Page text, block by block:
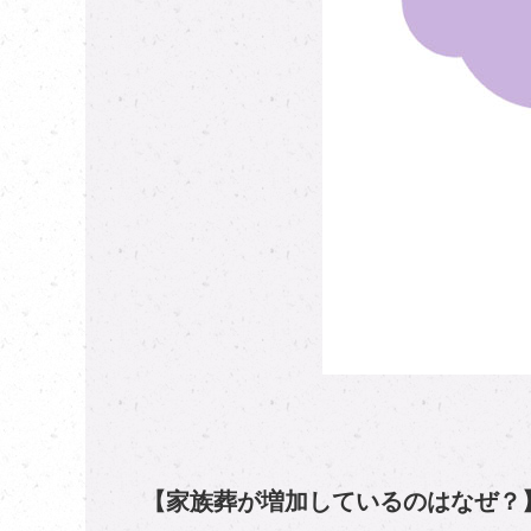
【家族葬が増加しているのはなぜ？